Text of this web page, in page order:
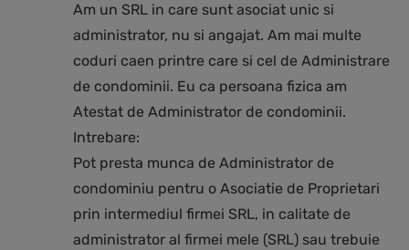
Am un SRL in care sunt asociat unic si
administrator, nu si angajat. Am mai multe
coduri caen printre care si cel de Administrare
de condominii. Eu ca persoana fizica am
Atestat de Administrator de condominii.
Intrebare:
Pot presta munca de Administrator de
condominiu pentru o Asociatie de Proprietari
prin intermediul firmei SRL, in calitate de
administrator al firmei mele (SRL) sau trebuie